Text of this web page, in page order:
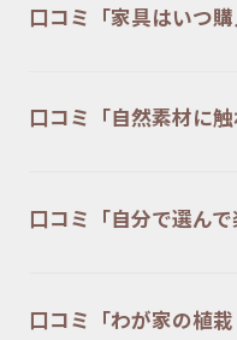
口コミ「家具はいつ購
口コミ「自然素材に触
口コミ「自分で選んで
口コミ「わが家の植栽